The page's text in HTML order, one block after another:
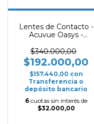
Lentes de Contacto -
Acuvue Oasys -
$340.000,00
$192.000,00
$157.440,00 con
Transferencia o
depósito bancario
6 cuotas sin interés de
$32.000,00